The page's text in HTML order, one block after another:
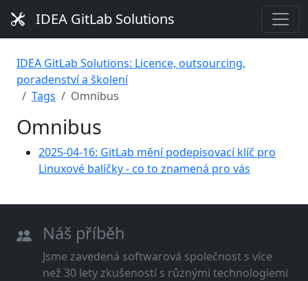
IDEA GitLab Solutions
IDEA GitLab Solutions: Licence, outsourcing,
poradenství a školení
Tags
Omnibus
Omnibus
2025-04-16: GitLab mění podepisovací klíč pro
Linuxové balíčky - co to znamená pro vás
Náš příběh
Jsme zavedená softwarová společnost s více
než 30 lety zkušeností s různými technologiemi